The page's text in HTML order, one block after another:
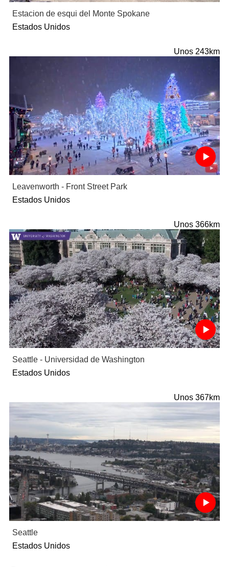
Estacion de esqui del Monte Spokane
Estados Unidos
Unos 243km
Leavenworth - Front Street Park
Estados Unidos
Unos 366km
Seattle - Universidad de Washington
Estados Unidos
Unos 367km
Seattle
Estados Unidos